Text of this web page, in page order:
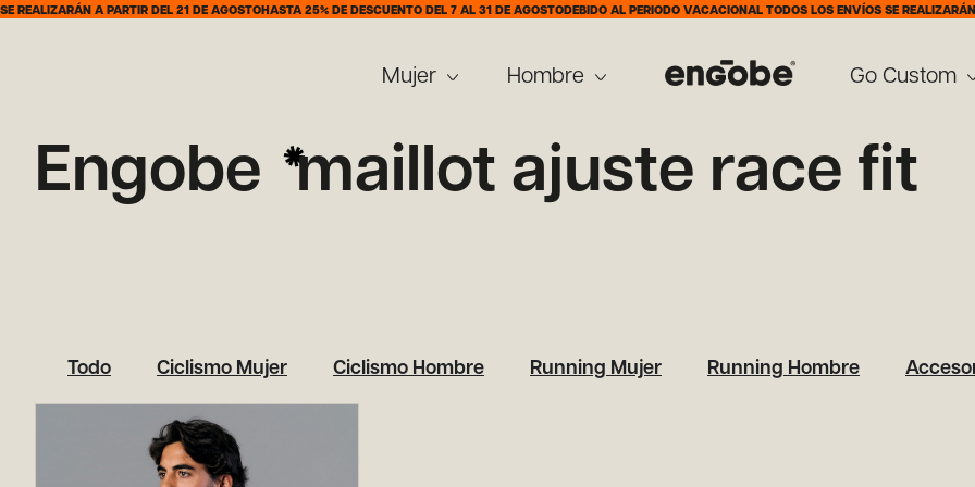
A PARTIR DEL 21 DE AGOSTOHASTA 25% DE DESCUENTO DEL 7 AL 31 DE AGOSTODEBIDO AL PERIODO VACACIONAL TODOS LOS ENVÍOS SE REALIZARÁN
Mujer Hombre Go Custom
Engobe maillot ajuste race fit
Todo Ciclismo Mujer Ciclismo Hombre Running Mujer Running Hombre